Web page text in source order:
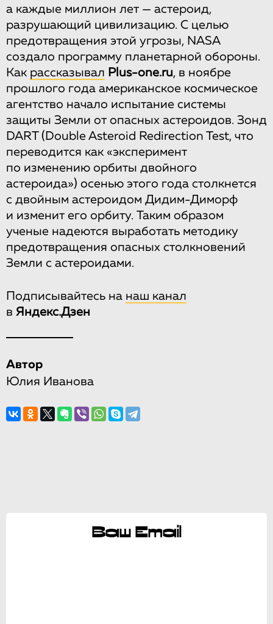
а каждые миллион лет — астероид,
разрушающий цивилизацию. С целью
предотвращения этой угрозы, NASA
создало программу планетарной обороны.
Как рассказывал Plus-one.ru, в ноябре
прошлого года американское космическое
агентство начало испытание системы
защиты Земли от опасных астероидов. Зонд
DART (Double Asteroid Redirection Test, что
переводится как «эксперимент
по изменению орбиты двойного
астероида») осенью этого года столкнется
с двойным астероидом Дидим-Диморф
и изменит его орбиту. Таким образом
ученые надеются выработать методику
предотвращения опасных столкновений
Земли с астероидами.
Подписывайтесь на наш канал
в Яндекс.Дзен
Автор
Юлия Иванова
Ваш Email